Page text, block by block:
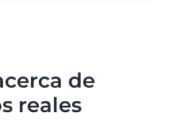
de
reales